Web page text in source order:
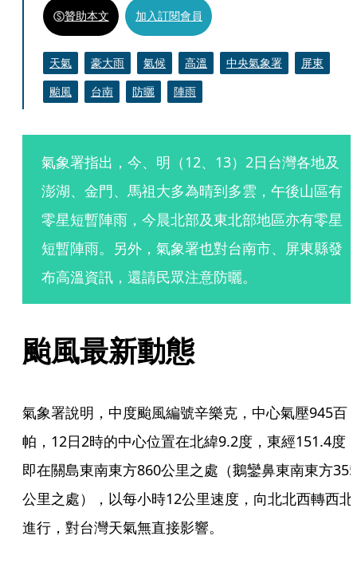
贊助本文 加入訂閱會員
天氣 豪大雨 氣候 高溫 中央氣象署
屏東
颱風
台南 防曬 陣雨
氣象署指出，今、明（12、13）2日台灣各地及
澎湖、金門、馬祖大多為晴到多雲，午後山區有
零星短暫陣雨，今晨北部及東北部地區亦有零星
短暫陣雨。另外，氣象署也對台南市、屏東縣發
布高溫資訊，還請民眾注意防曬。
颱風最新動態
氣象署說明，中度颱風編號辛樂克，中心氣壓945百
帕，12日2時的中心位置在北緯9.2度，東經151.4度
即在關島東南東方860公里之處（鵝鑾鼻東南東方
公里之處），以每小時12公里速度，向北北西轉西北
進行，對台灣天氣無直接影響。